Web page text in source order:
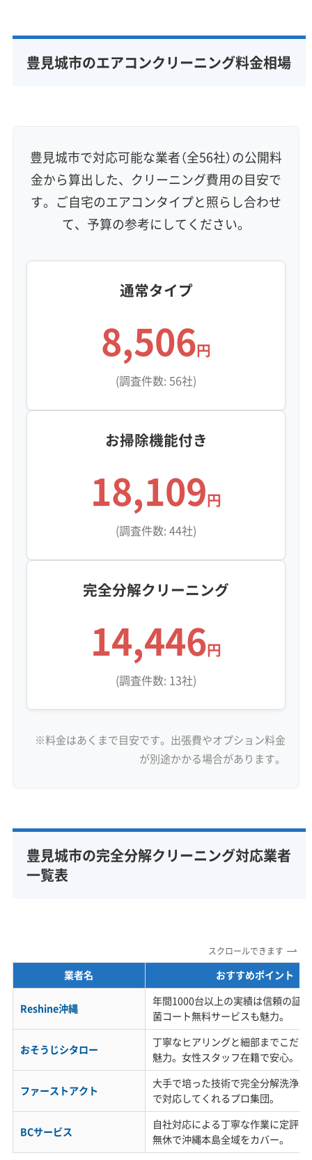
豊見城市のエアコンクリーニング料金相場
豊見城市で対応可能な業者（全56社）の公開料
金から算出した、クリーニング費用の目安で
す。ご自宅のエアコンタイプと照らし合わせ
て、予算の参考にしてください。
通常タイプ
8,506円
(調査件数: 56社)
お掃除機能付き
18,109円
(調査件数: 44社)
完全分解クリーニング
14,446円
(調査件数: 13社)
※料金はあくまで目安です。出張費やオプション料金
が別途かかる場合があります。
豊見城市の完全分解クリーニング対応業者
一覧表
スクロールできます
業者名 おすすめポイント
Reshine沖縄
年間1000台以上の実績は信頼の証
菌コート無料サービスも魅力。
おそうじシタロー
丁寧なヒアリングと細部までこだ
魅力。女性スタッフ在籍で安心。
ファーストアクト
大手で培った技術で完全分解洗浄
で対応してくれるプロ集団。
BCサービス
自社対応による丁寧な作業に定評
無休で沖縄本島全域をカバー。